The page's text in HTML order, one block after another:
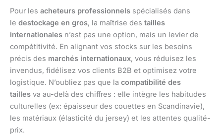
Pour les acheteurs professionnels spécialisés dans
le destockage en gros, la maîtrise des tailles
internationales n’est pas une option, mais un levier de
compétitivité. En alignant vos stocks sur les besoins
précis des marchés internationaux, vous réduisez les
invendus, fidélisez vos clients B2B et optimisez votre
logistique. N’oubliez pas que la compatibilité des
tailles va au-delà des chiffres : elle intègre les habitudes
culturelles (ex: épaisseur des couettes en Scandinavie),
les matériaux (élasticité du jersey) et les attentes qualité-
prix.